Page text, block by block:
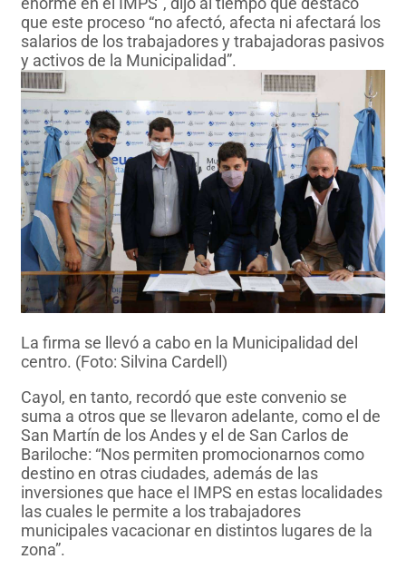
que este proceso “no afectó, afecta ni afectará los
salarios de los trabajadores y trabajadoras pasivos
y activos de la Municipalidad”.
La firma se llevó a cabo en la Municipalidad del
centro. (Foto: Silvina Cardell)
Cayol, en tanto, recordó que este convenio se
suma a otros que se llevaron adelante, como el de
San Martín de los Andes y el de San Carlos de
Bariloche: “Nos permiten promocionarnos como
destino en otras ciudades, además de las
inversiones que hace el IMPS en estas localidades
las cuales le permite a los trabajadores
municipales vacacionar en distintos lugares de la
zona”.